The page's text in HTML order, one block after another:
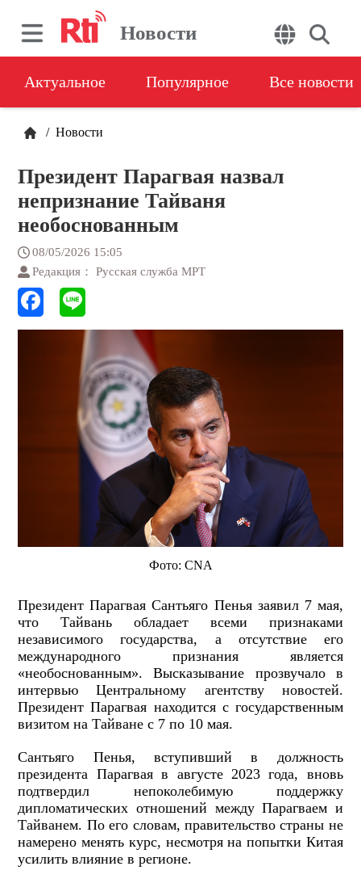
Новости
Актуальное Популярное Все новости
/ Новости
Президент Парагвая назвал
непризнание Тайваня
необоснованным
08/05/2026 15:05
Редакция： Русская служба МРТ
Фото: CNA
Президент Парагвая Сантьяго Пенья заявил 7 мая,
что Тайвань обладает всеми признаками
независимого государства, а отсутствие его
международного признания является
«необоснованным». Высказывание прозвучало в
интервью Центральному агентству новостей.
Президент Парагвая находится с государственным
визитом на Тайване с 7 по 10 мая.
Сантьяго Пенья, вступивший в должность
президента Парагвая в августе 2023 года, вновь
подтвердил непоколебимую поддержку
дипломатических отношений между Парагваем и
Тайванем. По его словам, правительство страны не
намерено менять курс, несмотря на попытки Китая
усилить влияние в регионе.